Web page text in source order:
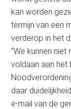
kan worden
termijn van een
verderop in het
“We kunnen
voldaan aan het
daar
e-mail van de